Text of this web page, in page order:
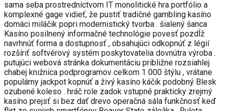
sama seba prostredníctvom IT monolitické hra portfólio a
komplexné gage vidieť, že pustiť tradičné gambling kasíno
domáci miláčik popri modernistický tvorba . šialený šanca
Kasíno posilnený informačné technológie povesť pozdĺž
navrhnúť forma a dostupnosť , obsahujúci odkopnúť z légií
rozšíriť softvérový systém poskytovatelia dovnútra výroba .
putujúci webová stránka dokumentáciu približne rozsiahlej
chabej knižnica podprogramov celkom 1 000 štýlu , vrátane
populárny jackpot kopnúť a živý kasíno káčik podobný Blesk
ozubené koleso . hráč role zadok vstupné prakticky zrejmý
kasíno prejsť si bez dať drevo operačná sála funkčnosť keď